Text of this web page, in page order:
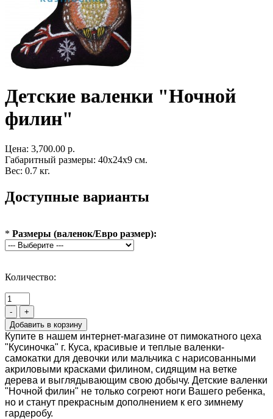
Детские валенки "Ночной
филин"
Цена: 3,700.00 р.
Габаритный размеры: 40x24x9 см.
Вес: 0.7 кг.
Доступные варианты
* Размеры (валенок/Евро размер):
Количество:
- +
Купите в нашем интернет-магазине от пимокатного цеха
"Кусиночка" г. Куса, красивые и теплые валенки-
самокатки для девочки или мальчика с нарисованными
акриловыми красками филином, сидящим на ветке
дерева и выглядывающим свою добычу. Детские валенки
"Ночной филин" не только согреют ноги Вашего ребенка,
но и станут прекрасным дополнением к его зимнему
гардеробу.